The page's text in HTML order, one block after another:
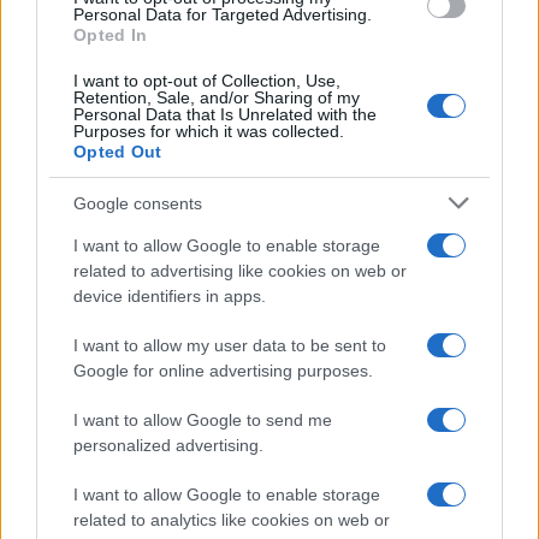
Personal Data for Targeted Advertising.
Opted In
I want to opt-out of Collection, Use,
Retention, Sale, and/or Sharing of my
Personal Data that Is Unrelated with the
Purposes for which it was collected.
Opted Out
Google consents
I want to allow Google to enable storage
related to advertising like cookies on web or
device identifiers in apps.
I want to allow my user data to be sent to
Google for online advertising purposes.
I want to allow Google to send me
personalized advertising.
I want to allow Google to enable storage
related to analytics like cookies on web or